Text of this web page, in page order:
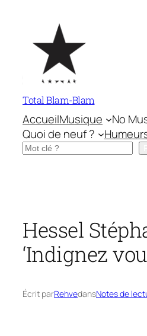
contenu
Total Blam-Blam
AccueilMusique
No
Quoi de neuf ?
Rechercher
Hessel
‘Indignez
Écrit parRehvedansNotes de